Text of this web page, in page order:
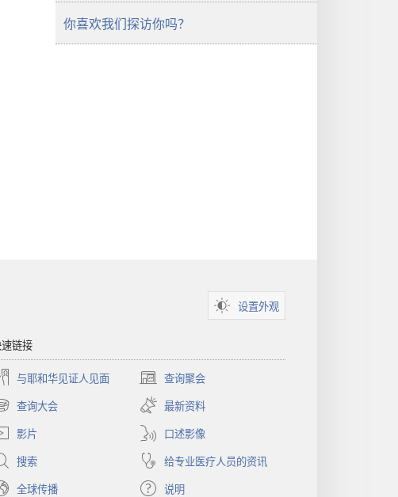
你喜欢我们探访你吗？
设置外观
链接
与耶和华见证人见面 查询聚会
（打
开
新
窗
口）
查询大会
）
最新资料
影片
口述影像
搜索
给专业医疗人员的资讯
全球传播
说明